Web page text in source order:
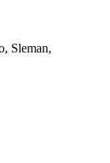
Sleman,